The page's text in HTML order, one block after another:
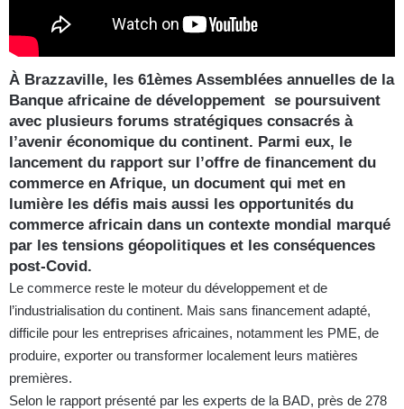
À Brazzaville, les 61èmes Assemblées annuelles de la
Banque africaine de développement se poursuivent
avec plusieurs forums stratégiques consacrés à
l’avenir économique du continent. Parmi eux, le
lancement du rapport sur l’offre de financement du
commerce en Afrique, un document qui met en
lumière les défis mais aussi les opportunités du
commerce africain dans un contexte mondial marqué
par les tensions géopolitiques et les conséquences
post-Covid.
Le commerce reste le moteur du développement et de
l’industrialisation du continent. Mais sans financement adapté,
difficile pour les entreprises africaines, notamment les PME, de
produire, exporter ou transformer localement leurs matières
premières.
Selon le rapport présenté par les experts de la BAD, près de 278